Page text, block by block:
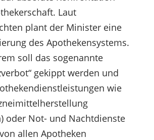
Laut
plant der Minister eine
des Apothekensystems.
soll das sogenannte
gekippt werden und
wie
oder Not- und Nachtdienste
allen Apotheken